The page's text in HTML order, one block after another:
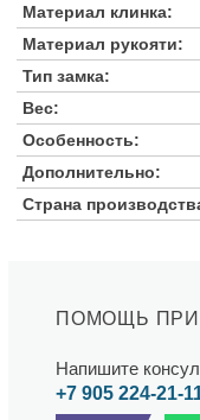
Материал клинка:
Материал рукояти:
Тип замка:
Вес:
Особенность:
Дополнительно:
Страна
ПОМОЩЬ ПРИ
Напишите
+7 905 224-21-